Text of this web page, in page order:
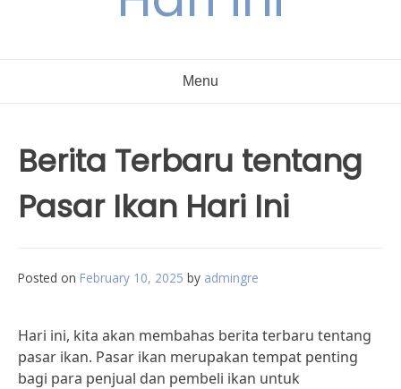
Menu
Berita Terbaru tentang
Pasar Ikan Hari Ini
Posted on February 10, 2025 by admingre
Hari ini, kita akan membahas berita terbaru tentang
pasar ikan. Pasar ikan merupakan tempat penting
bagi para penjual dan pembeli ikan untuk